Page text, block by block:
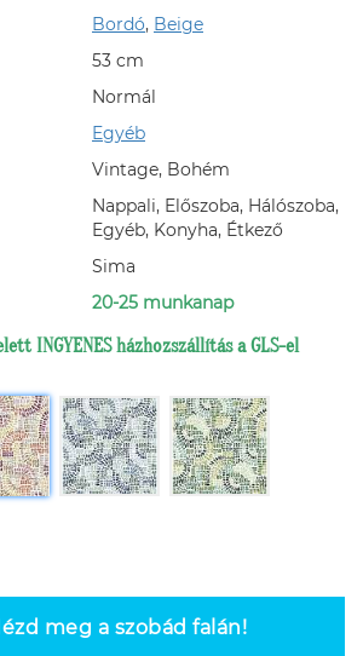
Bordó, Beige
53 cm
Normál
Egyéb
Vintage, Bohém
Nappali, Előszoba, Hálószoba,
Egyéb, Konyha, Étkező
Sima
20-25 munkanap
INGYENES házhozszállítás a GLS-el
meg a szobád falán!